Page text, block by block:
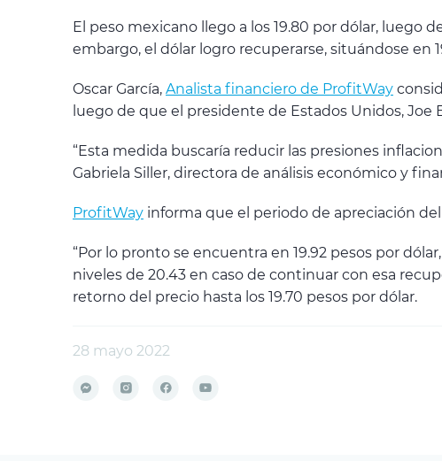
El peso mexicano llego a los 19.80 por dólar, luego
embargo, el dólar logro recuperarse, situándose en
Oscar García, Analista financiero de ProfitWay
luego de que el presidente de Estados Unidos,
“Esta medida buscaría reducir las presiones
Gabriela Siller, directora de análisis económico y
ProfitWay informa que el periodo de apreciación
“Por lo pronto se encuentra en 19.92 pesos por
niveles de 20.43 en caso de continuar con esa
retorno del precio hasta los 19.70 pesos por dólar.
28 mayo 2022